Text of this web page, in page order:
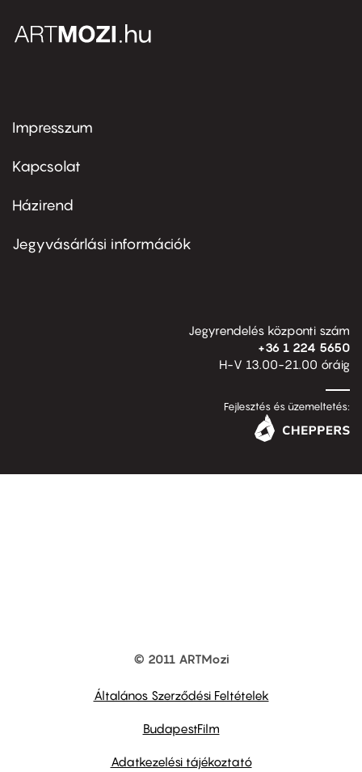
Footer
first
Impresszum
Kapcsolat
Footer
second
Házirend
Jegyvásárlási információk
Jegyrendelés központi szám
+36 1 224 5650
H-V 13.00-21.00 óráig
Fejlesztés és üzemeltetés:
© 2011 ARTMozi
Általános Szerződési Feltételek
BudapestFilm
Adatkezelési tájékoztató